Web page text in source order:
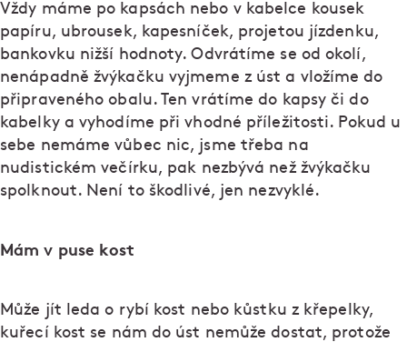
Vždy máme po kapsách nebo v kabelce kousek
papíru, ubrousek, kapesníček, projetou jízdenku,
bankovku nižší hodnoty. Odvrátíme se od okolí,
nenápadně žvýkačku vyjmeme z úst a vložíme do
připraveného obalu. Ten vrátíme do kapsy či do
kabelky a vyhodíme při vhodné příležitosti. Pokud u
sebe nemáme vůbec nic, jsme třeba na
nudistickém večírku, pak nezbývá než žvýkačku
spolknout. Není to škodlivé, jen nezvyklé.
Mám v puse kost
Může jít leda o rybí kost nebo kůstku z křepelky,
kuřecí kost se nám do úst nemůže dostat, protože